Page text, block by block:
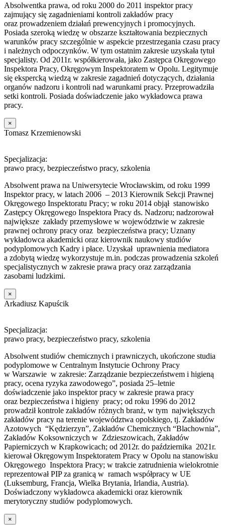
Absolwentka prawa, od roku 2000 do 2011 inspektor pracy
zajmujący się zagadnieniami kontroli zakładów pracy
oraz prowadzeniem działań prewencyjnych i promocyjnych.
Posiada szeroką wiedzę w obszarze kształtowania bezpiecznych
warunków pracy szczególnie w aspekcie przestrzegania czasu pracy
i należnych odpoczynków. W tym ostatnim zakresie uzyskała tytuł
specjalisty. Od 2011r. współkierowała, jako Zastępca Okręgowego
Inspektora Pracy, Okręgowym Inspektoratem w Opolu. Legitymuje
się ekspercką wiedzą w zakresie zagadnień dotyczących, działania
organów nadzoru i kontroli nad warunkami pracy. Przeprowadziła
setki kontroli. Posiada doświadczenie jako wykładowca prawa
pracy.
×
Tomasz Krzemienowski
Specjalizacja:
prawo pracy, bezpieczeństwo pracy, szkolenia
Absolwent prawa na Uniwersytecie Wrocławskim, od roku 1999
Inspektor pracy, w latach 2006 – 2013 Kierownik Sekcji Prawnej
Okręgowego Inspektoratu Pracy; w roku 2014 objął stanowisko
Zastępcy Okręgowego Inspektora Pracy ds. Nadzoru; nadzorował
największe zakłady przemysłowe w województwie w zakresie
prawnej ochrony pracy oraz bezpieczeństwa pracy; Uznany
wykładowca akademicki oraz kierownik naukowy studiów
podyplomowych Kadry i płace. Uzyskał uprawnienia mediatora
a zdobytą wiedzę wykorzystuje m.in. podczas prowadzenia szkoleń
specjalistycznych w zakresie prawa pracy oraz zarządzania
zasobami ludzkimi.
×
Arkadiusz Kapuścik
Specjalizacja:
prawo pracy, bezpieczeństwo pracy, szkolenia
Absolwent studiów chemicznych i prawniczych, ukończone studia
podyplomowe w Centralnym Instytucie Ochrony Pracy
w Warszawie w zakresie: Zarządzanie bezpieczeństwem i higieną
pracy, ocena ryzyka zawodowego”, posiada 25–letnie
doświadczenie jako inspektor pracy w zakresie prawa pracy
oraz bezpieczeństwa i higieny pracy; od roku 1996 do 2012
prowadził kontrole zakładów różnych branż, w tym największych
zakładów pracy na terenie województwa opolskiego, tj. Zakładów
Azotowych “Kędzierzyn”, Zakładów Chemicznych “Blachownia”,
Zakładów Koksowniczych w Zdzieszowicach, Zakładów
Papierniczych w Krapkowicach; od 2012r. do października 2021r.
kierował Okręgowym Inspektoratem Pracy w Opolu na stanowisku
Okręgowego Inspektora Pracy; w trakcie zatrudnienia wielokrotnie
reprezentował PIP za granicą w ramach współpracy w UE
(Luksemburg, Francja, Wielka Brytania, Irlandia, Austria).
Doświadczony wykładowca akademicki oraz kierownik
merytoryczny studiów podyplomowych.
×